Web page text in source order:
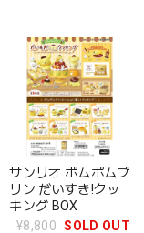
サンリオ ポムポムプ
リン だいすき!クッ
キング BOX
¥8,800 SOLD OUT